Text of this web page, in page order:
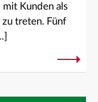
Kunden als
treten. Fünf